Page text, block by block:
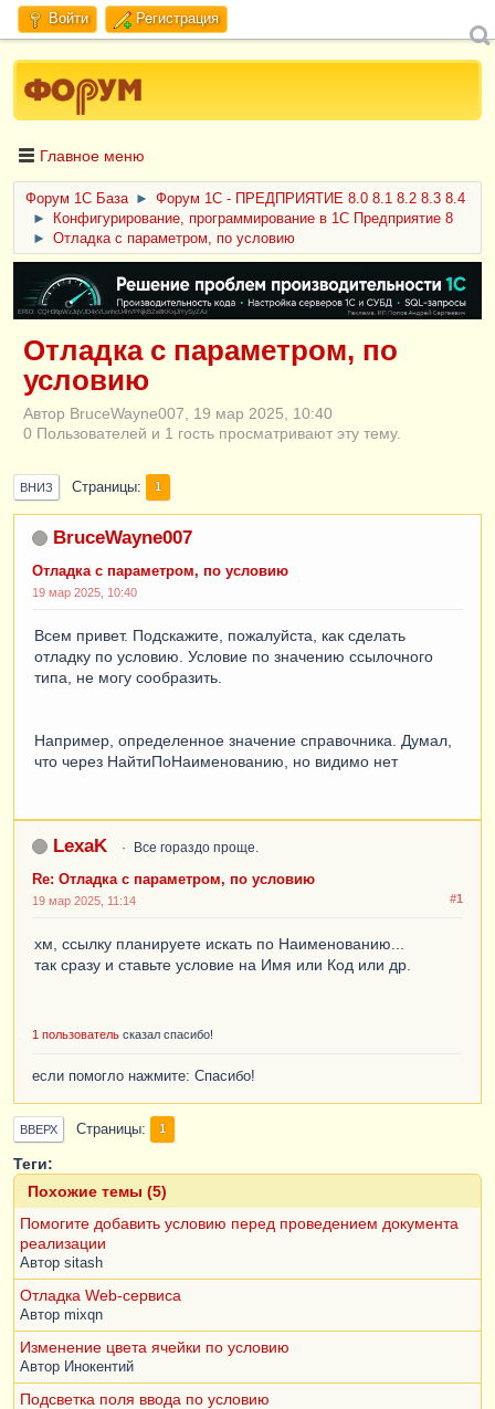
Войти Регистрация
Главное меню
Форум 1C База ►
Форум 1С - ПРЕДПРИЯТИЕ 8.0 8.1 8.2 8.3 8.4
►
Конфигурирование, программирование в 1С Предприятие 8
►
Отладка с параметром, по условию
ERID: CQH36pWzJqVJD4xVLsnhcU4hVPNjkBZe8KKxjJiYySyZAz
Отладка с параметром, по
условию
Автор BruceWayne007, 19 мар 2025, 10:40
0 Пользователей и 1 гость просматривают эту тему.
ВНИЗ Страницы 1
BruceWayne007
Отладка с параметром, по условию
19 мар 2025, 10:40
Всем привет. Подскажите, пожалуйста, как сделать
отладку по условию. Условие по значению ссылочного
типа, не могу сообразить.
Например, определенное значение справочника. Думал,
что через НайтиПоНаименованию, но видимо нет
LexaK Все гораздо проще.
Re: Отладка с параметром, по условию
#1
19 мар 2025, 11:14
хм, ссылку планируете искать по Наименованию...
так сразу и ставьте условие на Имя или Код или др.
1 пользователь сказал спасибо!
если помогло нажмите: Спасибо!
ВВЕРХ Страницы 1
Теги:
Похожие темы (5)
Помогите добавить условию перед проведением документа
реализации
Автор sitash
Отладка Web-сервиса
Автор mixqn
Изменение цвета ячейки по условию
Автор Инокентий
Подсветка поля ввода по условию